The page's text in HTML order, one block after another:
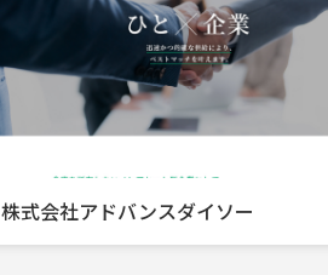
株式会社アドバンスダイソー